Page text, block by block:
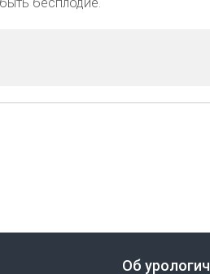
Об